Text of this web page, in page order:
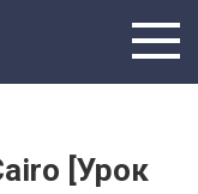
[Урок